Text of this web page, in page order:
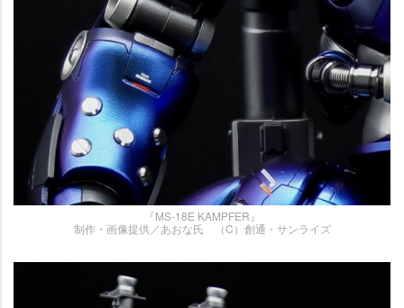
『MS-18E KAMPFER』
制作・画像提供／あおな氏 （C）創通・サンライズ